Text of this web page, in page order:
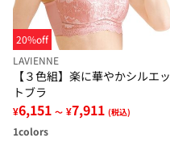
20%off
LAVIENNE
【３色組】楽に華やかシルエッ
トブラ
¥6,151 ～ ¥7,911 (税込)
1colors